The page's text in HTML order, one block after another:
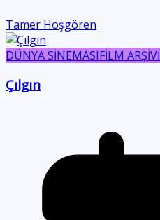
Tamer Hoşgören
DÜNYA SİNEMASIFİLM ARŞİVİ
Çılgın